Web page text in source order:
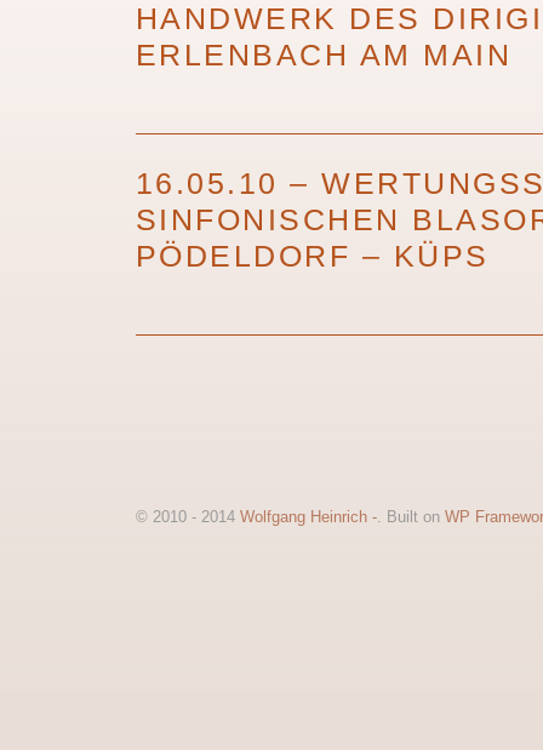
HANDWERK DES
ERLENBACH AM MAIN
16.05.10 –
SINFONISCHEN
PÖDELDORF – KÜPS
© 2010 - 2014 Wolfgang Heinrich -. Built on WP